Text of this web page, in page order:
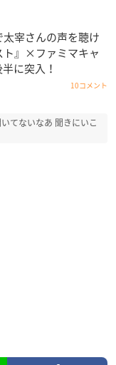
太宰さんの声を聴け
ト』×ファミマキャ
に突入！
10コメント
てないなあ 聞きにいこ